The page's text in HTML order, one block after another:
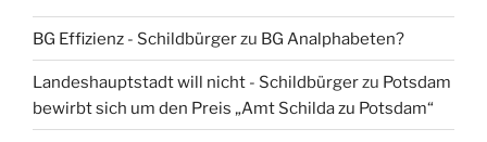
BG Effizienz - Schildbürgerzu BG Analphabeten?
Landeshauptstadt will nicht - Schildbürgerzu Potsdam
bewirbt sich um den Preis „Amt Schilda zu Potsdam“